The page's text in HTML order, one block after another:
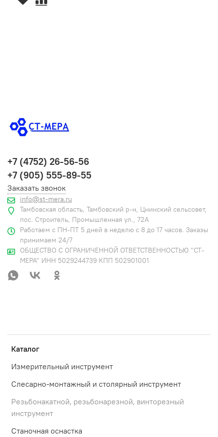
Каталог
Измерительный инструмент
Слесарно-монтажный и столярный инструмент
Резьбонакатной, резьбонарезной, винторезный
инструмент
Станочная оснастка
+7 (4752) 26-56-56
+7 (905) 555-89-55
Заказать звонок
info@st-mera.ru
Тамбовская область, Тамбовский р-н, Цнинский сельсовет,
пос. Строитель, Промышленная ул., 72А
Работаем с ПН-ПТ 5 дней в неделю с 8 до 17 часов. Заказы
принимаем 24/7
ОБЩЕСТВО С ОГРАНИЧЕННОЙ ОТВЕТСТВЕННОСТЬЮ "СТ-
МЕРА" ИНН 5029244739 КПП 502901001